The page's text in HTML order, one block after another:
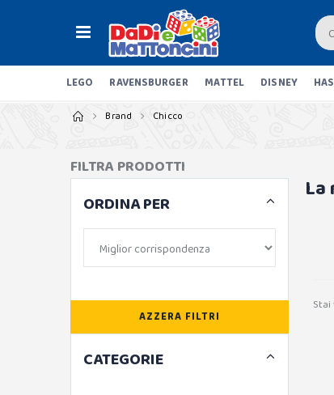
LEGO RAVENSBURGER MATTEL DISNEY
Brand Chicco
FILTRA PRODOTTI
ORDINA PER
AZZERA FILTRI
CATEGORIE